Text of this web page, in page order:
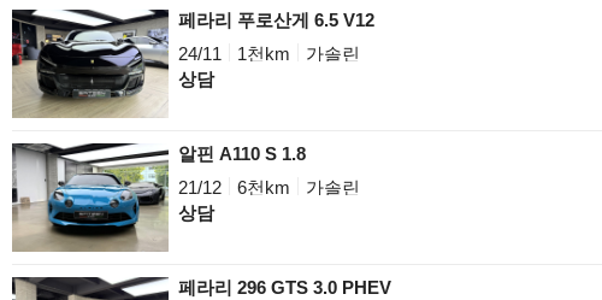
페라리 푸로산게 6.5 V12
24/11
1천km
가솔린
상담
알핀 A110 S 1.8
21/12
6천km
가솔린
상담
페라리 296 GTS 3.0 PHEV